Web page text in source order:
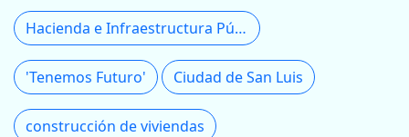
Hacienda e Infraestructura Pública
'Tenemos Futuro' Ciudad de San Luis
construcción de viviendas